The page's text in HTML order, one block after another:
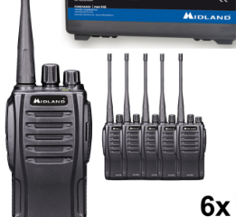
nur noch wenige Artikel verfügbar
C1145.S3